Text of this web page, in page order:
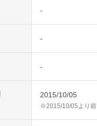
-
-
-
2015/10/05
※2015/10/05より前